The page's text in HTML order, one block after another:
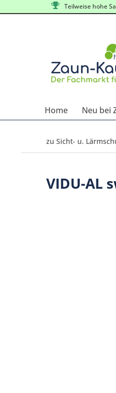
Teilweise hohe
Home Neu bei
zu Sicht- u.
VIDU-AL